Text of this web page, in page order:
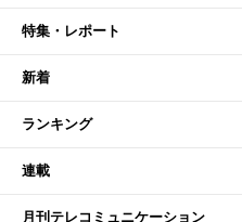
特集・レポート
新着
ランキング
連載
月刊テレコミュニケーション